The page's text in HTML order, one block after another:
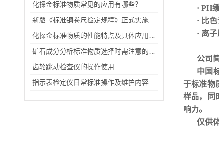
化探金标准物质常见的应用有哪些？
齿轮跳动检查仪的操作使用
指示表检定仪日常标准操作及维护内容
· PH
· 比
· 离
公司
中国
于标准物
样品，同
响力。
仅供